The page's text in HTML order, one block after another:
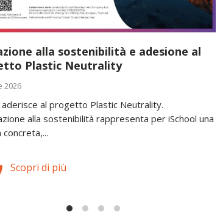
alla sostenibilità e adesione al
Plastic Neutrality
2026
aderisce al progetto Plastic Neutrality.
alla sostenibilità rappresenta per iSchool una
Scopri di più